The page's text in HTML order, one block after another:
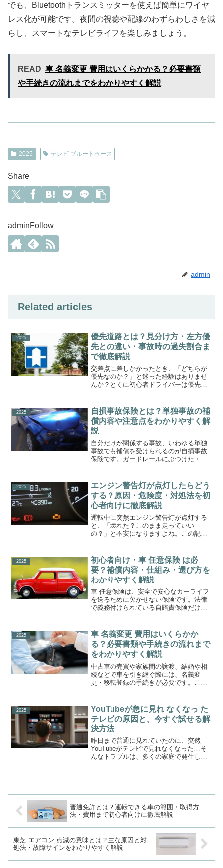
でも、Bluetoothトランスミッターを使えば簡単にワイヤ
レス化が可能です。夜間の視聴や配線のわずらわしさを減
らし、スマートなテレビライフを楽しみましょう。
READ 車 名義変更 費用はいくらかかる？必要書類
や手続きの流れまでをわかりやすく解説
2025 テレビ ブルートゥース
Share
adminFollow
admin
Related articles
2025
優先道路とは？見分け方・左方優
先との違い・事故時の過失割合ま
で徹底解説
交差点に差しかかったとき、「どちらが
優先なのか？」と迷った経験はありませ
んか？とくに初心者ドライバーは優先道
義・見分け方・左方優先との違い・事故
時の過失割合まで、わかり...
2025
自損事故保険とは？単独事故の補
償内容や注意点をわかりやすく解
説
自分だけが関係する事故、いわゆる単独
事故でも補償を受けられるのが自損事故
保険です。ガードレールにぶつけた・縁
して安くありません。この記事では、自
損事故保険の仕組み・補償...
2025
エンジン警告灯が点灯したらどう
する？原因・危険度・対処法を初
心者向けに徹底解説
運転中に突然エンジン警告灯が点灯する
と、「壊れた？このまま走っていい
の？」と不安になりますよね。この記事
見分け方、そして正しい対処法までを初
心者にもわかりやすく解説しま...
2025
初心者向け・車 任意保険 は必
要？補償内容・仕組み・選び方を
わかりやすく解説
車 任意保険は、安全で安心なカーライフ
を送るために欠かせない保険です。法律
で義務付けられている自賠責保険だけで
須です。この記事では、任意保険の補償
内容や仕組み、保険料の...
2025
車 名義変更 費用はいくらかか
る？必要書類や手続きの流れまで
をわかりやすく解説
中古車の売買や家族間の譲渡、結婚や相
続などで車を引き継ぐ際には、名義変
更・移転登録の手続きが必要です。この
やすく解説します。車の名義変更とは？
必要になるタイミング車...
2025
YouTubeが急に見れ なくなっ た
テレビの原因と、今すぐ試せる解
決方法
昨日まで普通に見れていたのに、突然
YouTubeがテレビで見れなくなった…そ
んなトラブルは、多くの家庭で発生して
普通免許とは？運転できる車の範囲・取得方
法・費用まで初心者向けに徹底解説
東芝 エアコン 点滅の意味とは？主な原因と対
処法・故障サインをわかりやすく解説